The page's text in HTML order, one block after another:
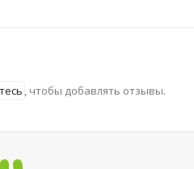
, чтобы добавлять отзывы.